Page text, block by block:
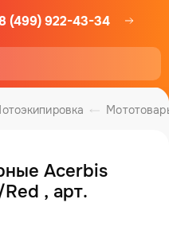
(499) 922-43-34
Acerbis
, арт.